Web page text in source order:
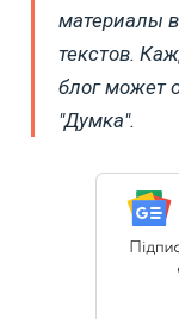
материалы
текстов.
блог может
"Думка".